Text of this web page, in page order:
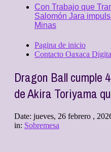
Con Trabajo que
Salomón Jara
Minas
Pagina de inicio
Contacto Oaxaca
Dragon Ball cumple
de Akira Toriyama
Date: jueves, 26 febrero ,
in: Sobremesa